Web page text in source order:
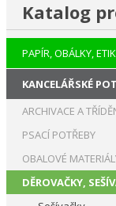
Katalog
PAPÍR, OBÁLKY,
KANCELÁŘSKÉ
ARCHIVACE A
PSACÍ POTŘEBY
OBALOVÉ
DĚROVAČKY,